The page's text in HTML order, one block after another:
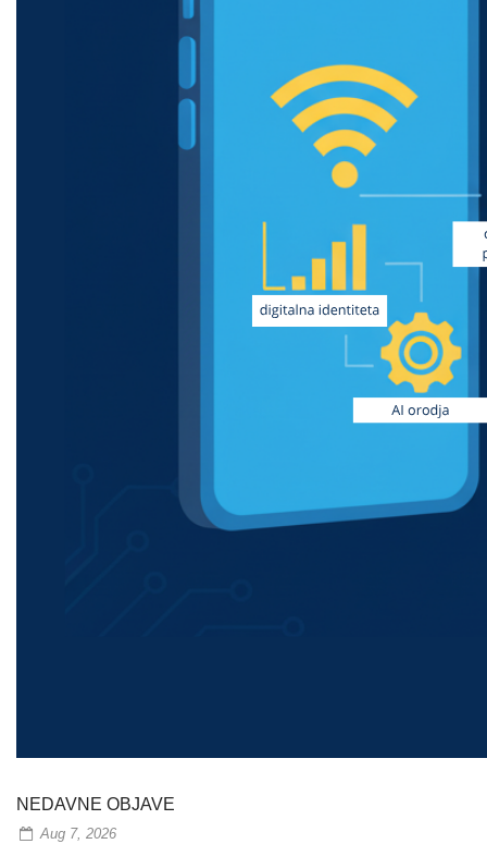
NEDAVNE OBJAVE
Aug 7, 2026